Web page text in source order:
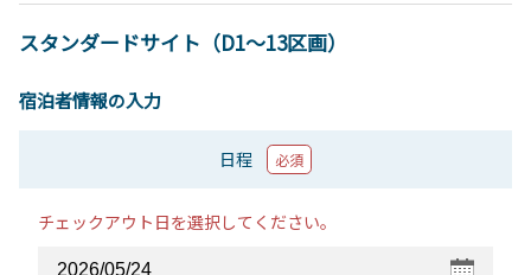
スタンダードサイト（D1～13区画）
宿泊者情報の入力
日程 必須
チェックアウト日を選択してください。